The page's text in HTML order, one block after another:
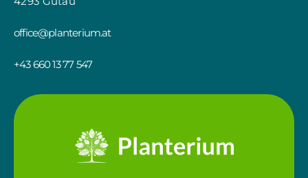
office@planterium.at
+43 660 13 77 547